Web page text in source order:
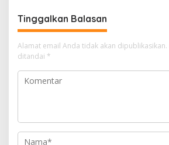
Tinggalkan Balasan
Alamat email Anda tidak akan dipublikasikan.
ditandai *